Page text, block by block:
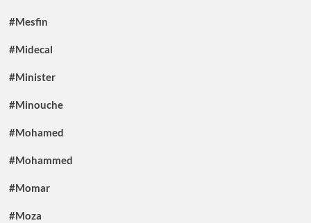
#Mesfin
#Midecal
#Minister
#Minouche
#Mohamed
#Mohammed
#Momar
#Moza